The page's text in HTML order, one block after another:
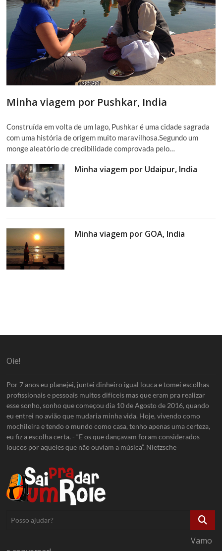
Minha viagem por Pushkar, India
Construída em volta de um lago, Pushkar é uma cidade sagrada
com uma história de origem muito maravilhosa.Segundo um
monge aleatório de credibilidade comprovada pelo…
Minha viagem por Udaipur, India
Minha viagem por GOA, India
Oie!
Por 7 anos eu planejei, juntei dinheiro igual louca e tomei escolhas
profissionais e pessoais muitos difíceis mas que eram pra realizar
esse sonho, sonho que começou dia 10 de Agosto de 2016, quando
eu entrei no avião que mudaria minha vida. Hoje, vivendo como
mochileira e tendo o mundo como casa, tenho apenas uma certeza,
eu fiz a escolha certa. - “E os que dançavam foram considerados
loucos por aqueles que não ouviam a música”. Nietzsche
Posso
ajudar?
Vamo